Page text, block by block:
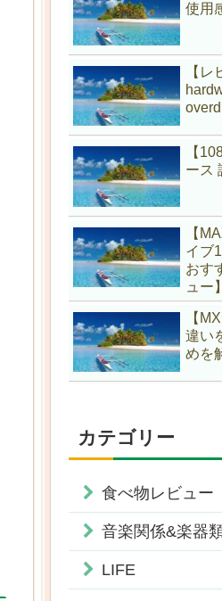
使用
【
【
ース
【
イブ
おす
ュー】
【
違い
めを
カテゴリー
食べ物レビュー
音楽関係&楽器
LIFE